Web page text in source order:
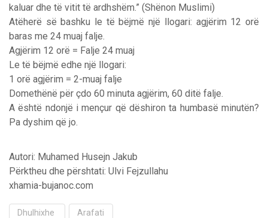
kaluar dhe të vitit të ardhshëm.” (Shënon Muslimi)
Atëherë së bashku le të bëjmë një llogari: agjërim 12 orë
baras me 24 muaj falje.
Agjërim 12 orë = Falje 24 muaj
Le të bëjmë edhe një llogari:
1 orë agjërim = 2-muaj falje
Domethënë për çdo 60 minuta agjërim, 60 ditë falje.
A është ndonjë i mençur që dëshiron ta humbasë minutën?
Pa dyshim që jo.
Autori: Muhamed Husejn Jakub
Përktheu dhe përshtati: Ulvi Fejzullahu
xhamia-bujanoc.com
Dhulhixhe Arafati